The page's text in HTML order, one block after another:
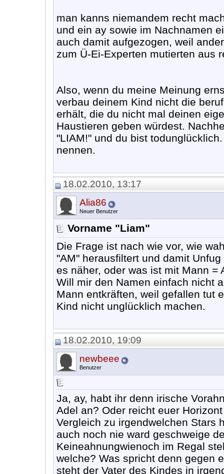
man kanns niemandem recht
und ein ay sowie im Nachnamen
auch damit aufgezogen, weil
zum Ü-Ei-Experten mutierten aus
Also, wenn du meine Meinung
verbau deinem Kind nicht die
erhält, die du nicht mal deinen
Haustieren geben würdest.
"LIAM!" und du bist
nennen.
18.02.2010, 13:17
Alia86
Neuer Benutzer
Vorname "Liam"
Die Frage ist nach wie vor, wie
"AM" herausfiltert und damit
es näher, oder was ist mit Mann =
Will mir den Namen einfach nicht
Mann entkräften, weil gefallen tut
Kind nicht unglücklich machen.
18.02.2010, 19:09
newbeee
Benutzer
Ja, ay, habt ihr denn irische
Adel an? Oder reicht euer
Vergleich zu irgendwelchen Stars
auch noch nie ward geschweige
Keineahnungwienoch im Regal
welche? Was spricht denn gegen
steht der Vater des Kindes in